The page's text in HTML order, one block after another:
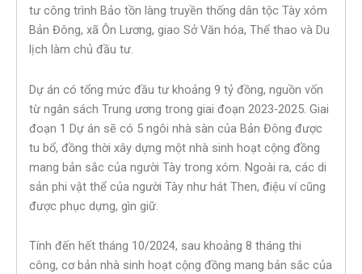
tư công trình Bảo tồn làng truyền thống dân tộc Tày xóm
Bản Đông, xã Ôn Lương, giao Sở Văn hóa, Thể thao và Du
lịch làm chủ đầu tư.
Dự án có tổng mức đầu tư khoảng 9 tỷ đồng, nguồn vốn
từ ngân sách Trung ương trong giai đoạn 2023-2025. Giai
đoạn 1 Dự án sẽ có 5 ngôi nhà sàn của Bản Đông được
tu bổ, đồng thời xây dựng một nhà sinh hoạt cộng đồng
mang bản sắc của người Tày trong xóm. Ngoài ra, các di
sản phi vật thể của người Tày như hát Then, điệu ví cũng
được phục dựng, gìn giữ.
Tính đến hết tháng 10/2024, sau khoảng 8 tháng thi
công, cơ bản nhà sinh hoạt cộng đồng mang bản sắc của